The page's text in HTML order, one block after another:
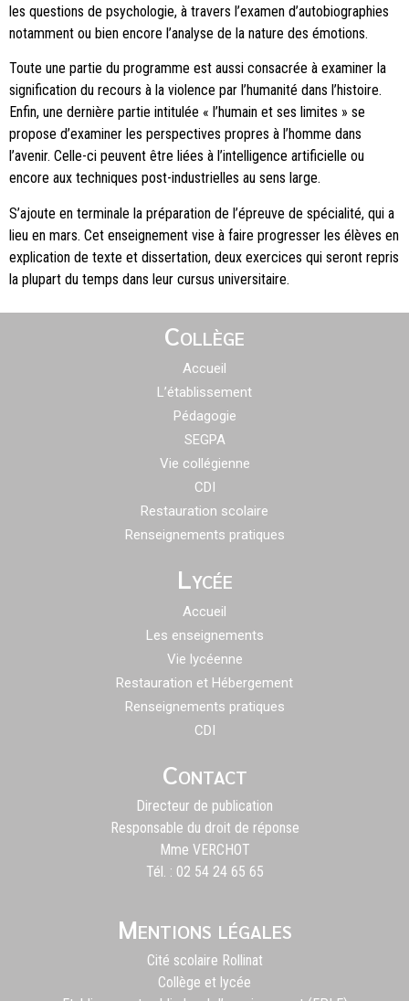
les questions de psychologie, à travers l’examen d’autobiographies
notamment ou bien encore l’analyse de la nature des émotions.
Toute une partie du programme est aussi consacrée à examiner la
signification du recours à la violence par l’humanité dans l’histoire.
Enfin, une dernière partie intitulée « l’humain et ses limites » se
propose d’examiner les perspectives propres à l’homme dans
l’avenir. Celle-ci peuvent être liées à l’intelligence artificielle ou
encore aux techniques post-industrielles au sens large.
S’ajoute en terminale la préparation de l’épreuve de spécialité, qui a
lieu en mars. Cet enseignement vise à faire progresser les élèves en
explication de texte et dissertation, deux exercices qui seront repris
la plupart du temps dans leur cursus universitaire.
Collège
Accueil
L’établissement
Pédagogie
SEGPA
Vie collégienne
CDI
Restauration scolaire
Renseignements pratiques
Lycée
Accueil
Les enseignements
Vie lycéenne
Restauration et Hébergement
Renseignements pratiques
CDI
Contact
Directeur de publication
Responsable du droit de réponse
Mme VERCHOT
Tél. : 02 54 24 65 65
Mentions légales
Cité scolaire Rollinat
Collège et lycée